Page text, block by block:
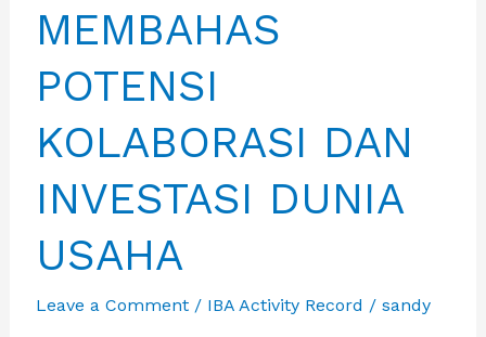
MEMBAHAS
POTENSI
KOLABORASI DAN
INVESTASI DUNIA
USAHA
Leave a Comment / IBA Activity Record / sandy